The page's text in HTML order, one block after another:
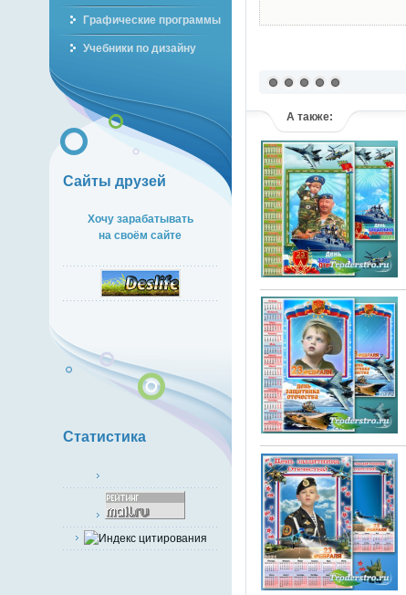
Графические программы
Учебники по дизайну
Сайты друзей
Хочу зарабатывать
на своём сайте
Статистика
А также: